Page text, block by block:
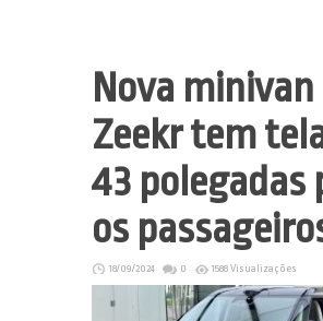
Nova minivan
Zeekr tem
43 polegadas
os
18/09/2024 0 1588 Visualizações